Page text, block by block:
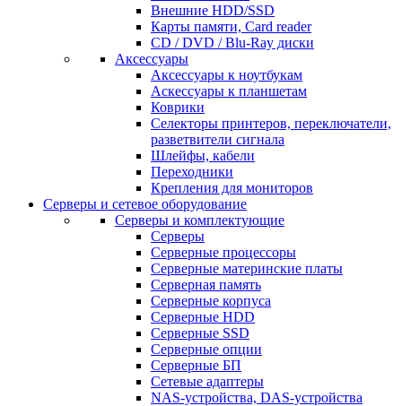
Внешние HDD/SSD
Карты памяти, Card reader
CD / DVD / Blu-Ray диски
Аксессуары
Аксессуары к ноутбукам
Аскессуары к планшетам
Коврики
Селекторы принтеров, переключатели,
разветвители сигнала
Шлейфы, кабели
Переходники
Крепления для мониторов
Серверы и сетевое оборудование
Серверы и комплектующие
Серверы
Серверные процессоры
Серверные материнские платы
Серверная память
Серверные корпуса
Серверные HDD
Серверные SSD
Серверные опции
Серверные БП
Сетевые адаптеры
NAS-устройства, DAS-устройства